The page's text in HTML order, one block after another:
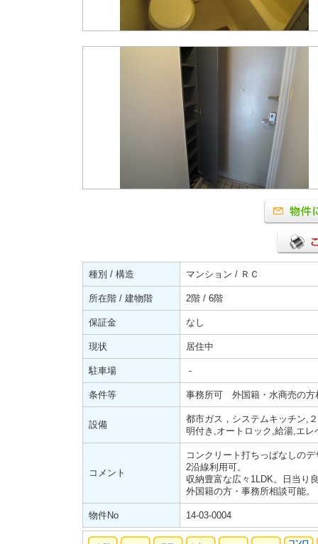
種別 / 構造 マンション / ＲＣ
所在階 / 建物階 2階 / 6階
保証金 なし
現状 居住中
駐車場 -
条件等 事務所可 外国籍・水商売の方
設備
都市ガス，システムキッチン,
明付き,オートロック,給湯,エ
コメント
コンクリート打ちっぱなしの
2沿線利用可。
収納豊富な広々1LDK。日当り
外国籍の方・事務所相談可能。
物件No 14-03-0004